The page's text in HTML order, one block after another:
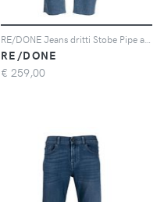
RE/DONE
€ 259,00